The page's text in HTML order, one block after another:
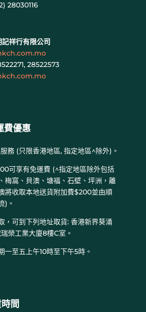
28030116
記祥行有限公司
28522573
費優惠
務 (只限香港地區, 指定地區^除外)。
可享有免運費 (^指定地區除外包括
梅窩、貝澳、塘福、石壁、坪洲，離
將收取本地送貨附加費$200並由順
)。
，可到下列地址取貨: 香港新界葵涌
榮工業大廈8樓C室。
一至五上午10時至下午5時。
間